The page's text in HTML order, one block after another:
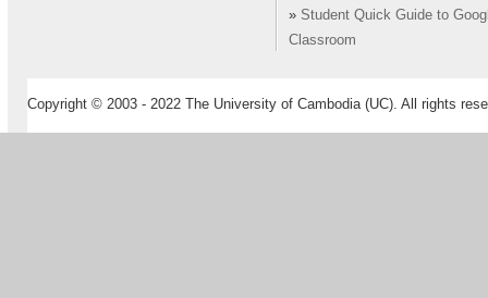
» Student Quick Guide to
Classroom
Copyright © 2003 - 2022 The University of Cambodia (UC). All rights